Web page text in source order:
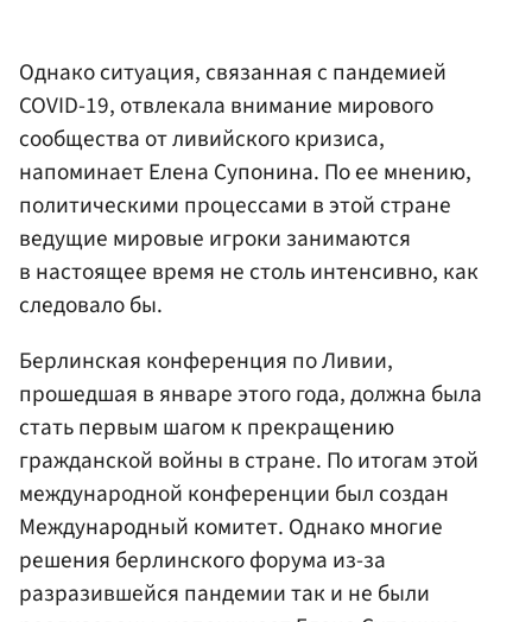
Однако ситуация, связанная с пандемией
COVID-19, отвлекала внимание мирового
сообщества от ливийского кризиса,
напоминает Елена Супонина. По ее мнению,
политическими процессами в этой стране
ведущие мировые игроки занимаются
в настоящее время не столь интенсивно, как
следовало бы.
Берлинская конференция по Ливии,
прошедшая в январе этого года, должна была
стать первым шагом к прекращению
гражданской войны в стране. По итогам этой
международной конференции был создан
Международный комитет. Однако многие
решения берлинского форума из-за
разразившейся пандемии так и не были